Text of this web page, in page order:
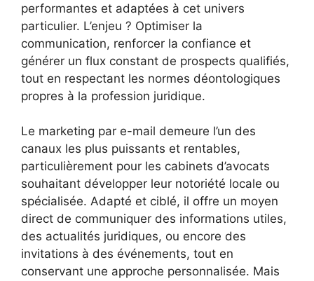
performantes et adaptées à cet univers
particulier. L’enjeu ? Optimiser la
communication, renforcer la confiance et
générer un flux constant de prospects qualifiés,
tout en respectant les normes déontologiques
propres à la profession juridique.
Le marketing par e-mail demeure l’un des
canaux les plus puissants et rentables,
particulièrement pour les cabinets d’avocats
souhaitant développer leur notoriété locale ou
spécialisée. Adapté et ciblé, il offre un moyen
direct de communiquer des informations utiles,
des actualités juridiques, ou encore des
invitations à des événements, tout en
conservant une approche personnalisée. Mais